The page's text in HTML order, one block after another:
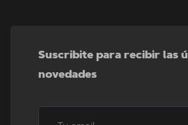
Suscribite para recibir las
novedades